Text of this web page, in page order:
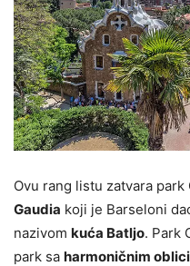
Ovu rang listu zatvara
Gaudia koji je Barseloni
nazivom kuća Batljo. Park
park sa harmoničnim